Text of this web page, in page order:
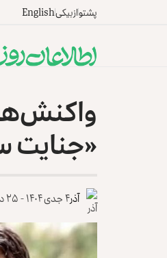
پشتوازبیکیEnglish
«جنایت
آذر۴ جدی ۱۴۰۴ - ۲۵ دسمبر ۲۰۲۵